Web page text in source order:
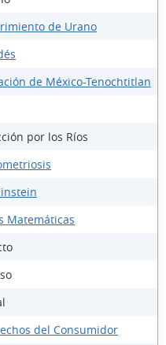
de Urano
de México-Tenochtitlan
por los Ríos
Matemáticas
del Consumidor